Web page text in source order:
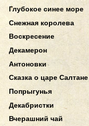
Глубокое синее море
Снежная королева
Воскресение
Декамерон
Антоновки
Сказка о царе Салтане
Попрыгунья
Декабристки
Вчерашний чай